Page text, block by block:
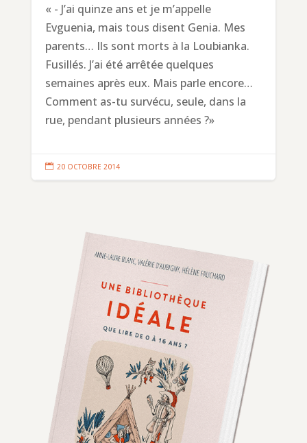
« - J’ai quinze ans et je m’appelle
Evguenia, mais tous disent Genia. Mes
parents… Ils sont morts à la Loubianka.
Fusillés. J’ai été arrêtée quelques
semaines après eux. Mais parle encore…
Comment as-tu survécu, seule, dans la
rue, pendant plusieurs années ?»
 20 OCTOBRE 2014